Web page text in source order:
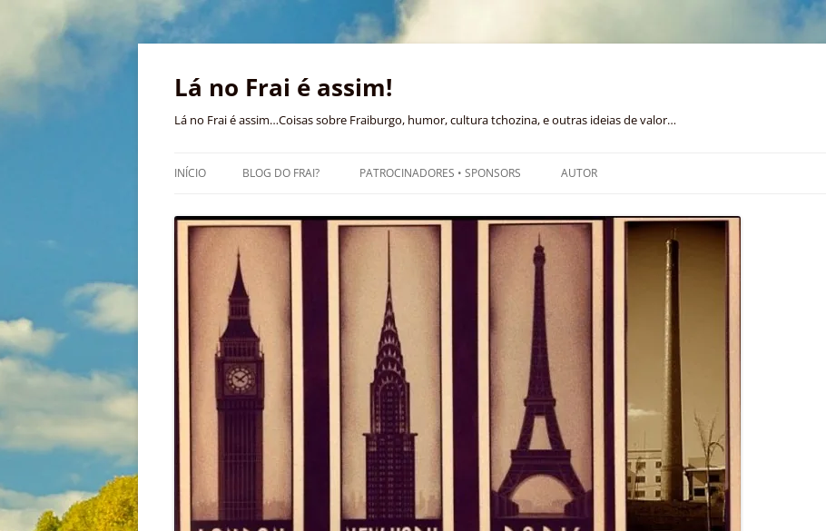
Pular
conteúdo
Lá no Frai é assim!
Lá no Frai é assim…Coisas sobre Fraiburgo, humor, cultura tchozina, e outras ideias de valor…
INÍCIO BLOG DO FRAI? PATROCINADORES • SPONSORS AUTOR